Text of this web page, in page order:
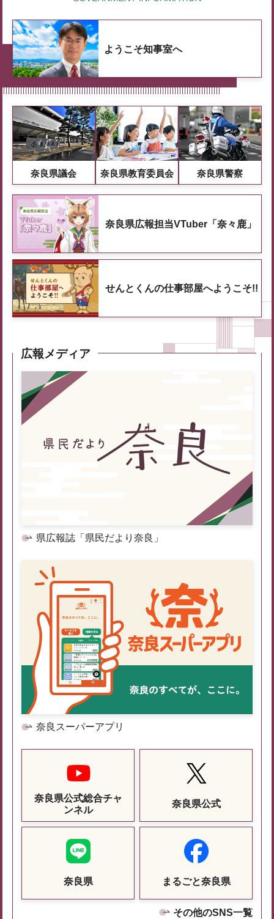
ようこそ知事室へ
奈良県議会 奈良県教育委員会 奈良県警察
奈良県広報担当VTuber「奈々鹿」
せんとくんの仕事部屋へようこそ!!
広報メディア
県広報誌「県民だより奈良」
奈良スーパーアプリ
奈良県公式総合チャ
ンネル
奈良県公式
奈良県 まるごと奈良県
その他のSNS一覧